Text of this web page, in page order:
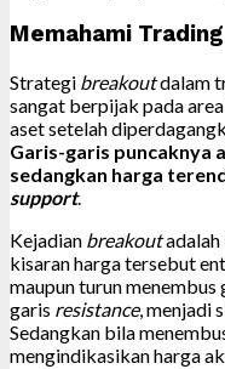
Memahami Trading
Strategi breakoutdalam
sangat berpijak pada
aset setelah
Garis-garis puncaknya
sedangkan harga
support.
Kejadian breakoutadalah
kisaran harga tersebut
maupun turun menembus
garis resistance, menjadi
Sedangkan bila
mengindikasikan harga